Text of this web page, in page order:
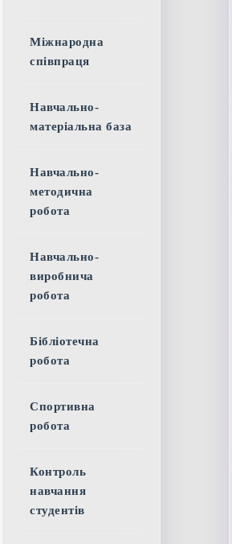
Міжнародна
співпраця
Навчально-
матеріальна база
Навчально-
методична
робота
Навчально-
виробнича
робота
Бібліотечна
робота
Спортивна
робота
Контроль
навчання
студентів